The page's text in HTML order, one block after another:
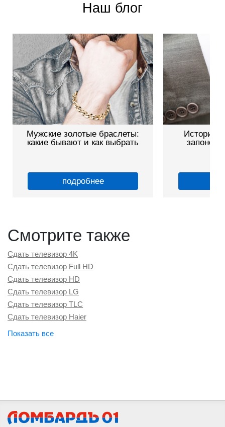
Наш блог
Мужские золотые браслеты:
какие бывают и как выбрать
подробнее
История
запонок:
Смотрите также
Сдать телевизор 4K
Сдать телевизор Full HD
Сдать телевизор HD
Сдать телевизор LG
Сдать телевизор TLC
Сдать телевизор Haier
Сдать телевизор Hisense